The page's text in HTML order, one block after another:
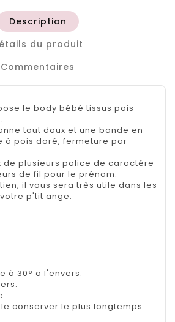
Description
du produit
Commentaires
le body bébé tissus pois
tout doux et une bande en
à pois doré, fermeture par
de plusieurs police de caractére
de fil pour le prénom.
il vous sera très utile dans les
p'tit ange.
à 30° a l'envers.
conserver le plus longtemps.